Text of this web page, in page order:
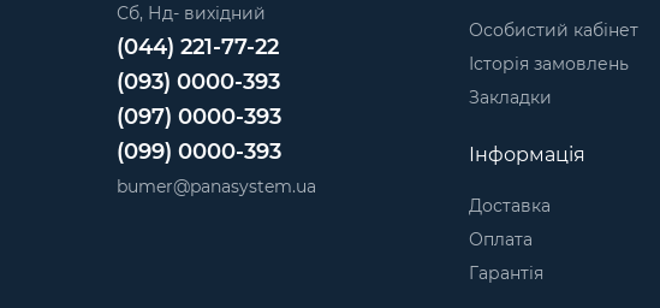
Сб, Нд- вихідний
(044) 221-77-22
(093) 0000-393
(097) 0000-393
(099) 0000-393
bumer@panasystem.ua
Особистий кабінет
Історія замовлень
Закладки
Інформація
Доставка
Оплата
Гарантія